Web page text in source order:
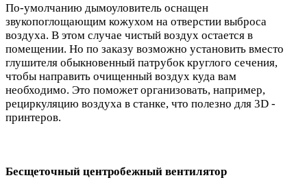
По-умолчанию дымоуловитель оснащен
звукопоглощающим кожухом на отверстии выброса
воздуха. В этом случае чистый воздух остается в
помещении. Но по заказу возможно установить вместо
глушителя обыкновенный патрубок круглого сечения,
чтобы направить очищенный воздух куда вам
необходимо. Это поможет организовать, например,
рециркуляцию воздуха в станке, что полезно для 3D -
принтеров.
Бесщеточный центробежный вентилятор